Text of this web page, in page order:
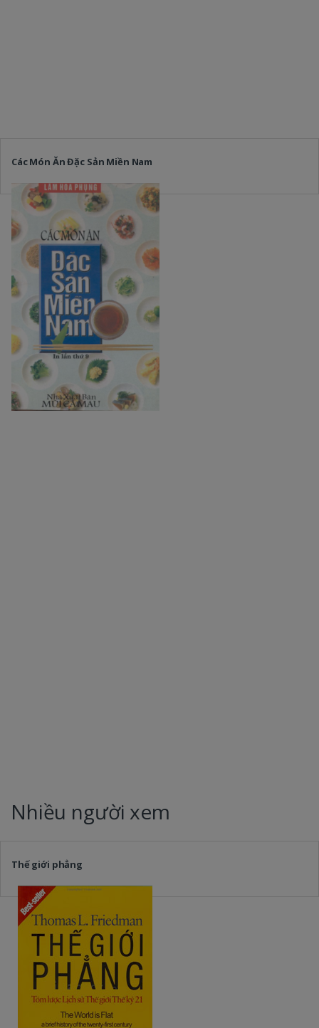
Các Món Ăn Đặc Sản Miền Nam
Nhiều người xem
Thế giới phẳng